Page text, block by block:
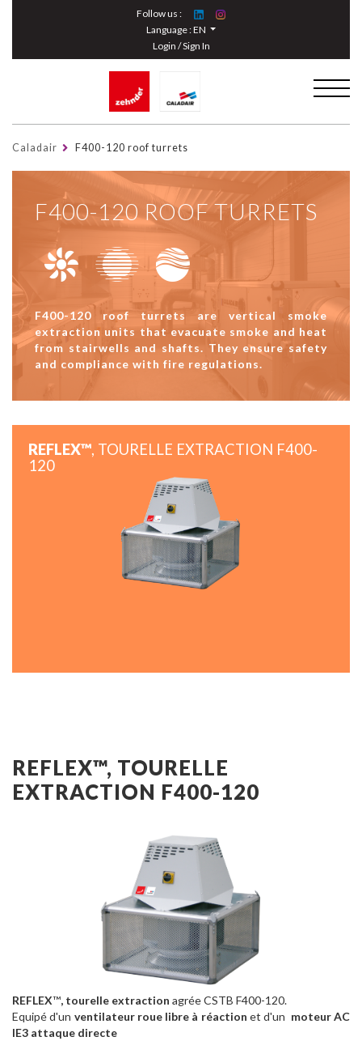
Follow us :
Language :EN
Login / Sign In
Caladair F400-120 roof turrets
F400-120 ROOF TURRETS
F400-120 roof turrets are vertical smoke
extraction units that evacuate smoke and heat
from stairwells and shafts. They ensure safety
and compliance with fire regulations.
REFLEX™, TOURELLE EXTRACTION F400-
120
REFLEX™, TOURELLE
EXTRACTION F400-120
REFLEX™, tourelle extraction agrée CSTB F400-120.
Equipé d'un ventilateur roue libre à réaction et d'un moteur AC
IE3 attaque directe
Cookies management panel